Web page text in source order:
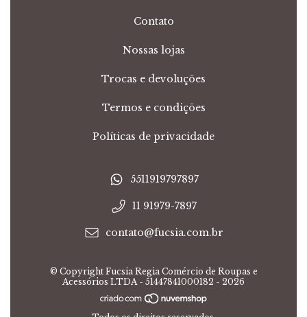
Contato
Nossas lojas
Trocas e devoluções
Termos e condições
Políticas de privacidade
5511919797897
11 91979-7897
contato@fucsia.com.br
© Copyright Fucsia Regia Comércio de Roupas e
Acessórios LTDA - 51447841000182 - 2026